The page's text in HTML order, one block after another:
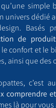
simple
univers dédié
Basés
de
confort et le
ainsi que des
c’est
comprendre
là pour